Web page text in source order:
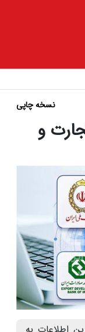
نسخه چاپی
و